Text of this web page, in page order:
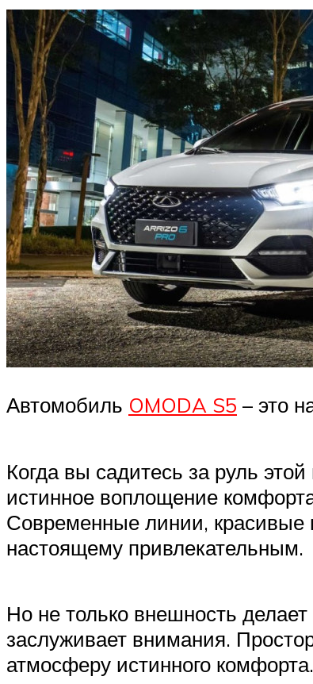
Автомобиль OMODA S5 – это
Когда вы садитесь за руль
истинное воплощение
Современные линии, красивые
настоящему привлекательным.
Но не только внешность
заслуживает внимания.
атмосферу истинного